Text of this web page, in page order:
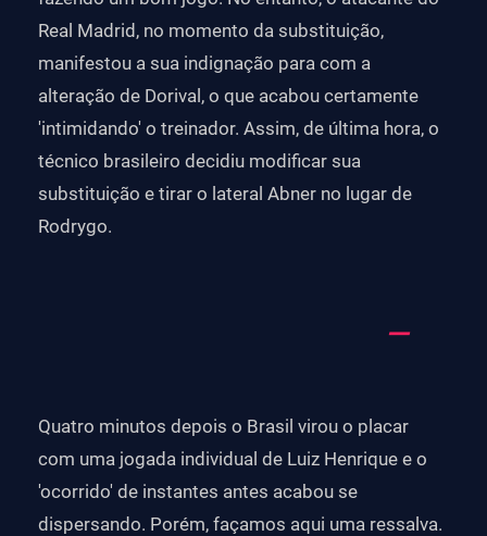
Real Madrid, no momento da substituição,
manifestou a sua indignação para com a
alteração de Dorival, o que acabou certamente
'intimidando' o treinador. Assim, de última hora, o
técnico brasileiro decidiu modificar sua
substituição e tirar o lateral Abner no lugar de
Rodrygo.
Quatro minutos depois o Brasil virou o placar
com uma jogada individual de Luiz Henrique e o
'ocorrido' de instantes antes acabou se
dispersando. Porém, façamos aqui uma ressalva.